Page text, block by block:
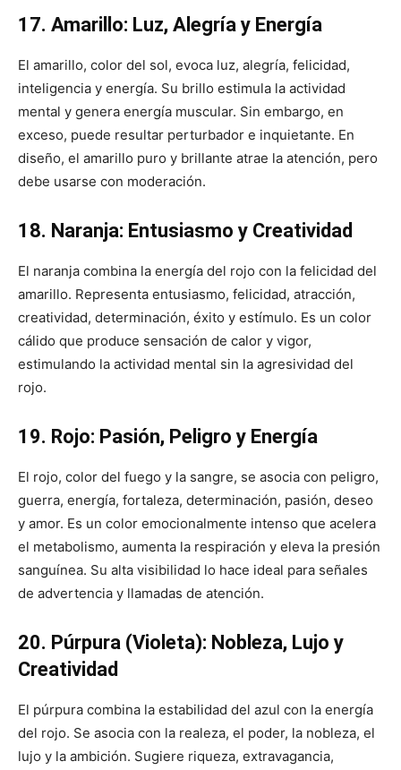
17. Amarillo: Luz, Alegría y Energía
El amarillo, color del sol, evoca luz, alegría, felicidad,
inteligencia y energía. Su brillo estimula la actividad
mental y genera energía muscular. Sin embargo, en
exceso, puede resultar perturbador e inquietante. En
diseño, el amarillo puro y brillante atrae la atención, pero
debe usarse con moderación.
18. Naranja: Entusiasmo y Creatividad
El naranja combina la energía del rojo con la felicidad del
amarillo. Representa entusiasmo, felicidad, atracción,
creatividad, determinación, éxito y estímulo. Es un color
cálido que produce sensación de calor y vigor,
estimulando la actividad mental sin la agresividad del
rojo.
19. Rojo: Pasión, Peligro y Energía
El rojo, color del fuego y la sangre, se asocia con peligro,
guerra, energía, fortaleza, determinación, pasión, deseo
y amor. Es un color emocionalmente intenso que acelera
el metabolismo, aumenta la respiración y eleva la presión
sanguínea. Su alta visibilidad lo hace ideal para señales
de advertencia y llamadas de atención.
20. Púrpura (Violeta): Nobleza, Lujo y
Creatividad
El púrpura combina la estabilidad del azul con la energía
del rojo. Se asocia con la realeza, el poder, la nobleza, el
lujo y la ambición. Sugiere riqueza, extravagancia,